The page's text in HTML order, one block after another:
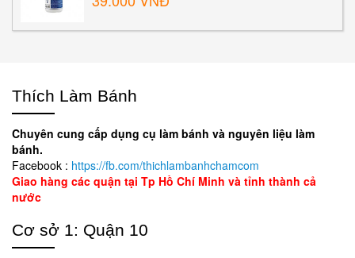
Thích Làm Bánh
Chuyên cung cấp dụng cụ làm bánh và nguyên liệu làm
bánh.
Facebook : https://fb.com/thichlambanhchamcom
Giao hàng các quận tại Tp Hồ Chí Minh và tỉnh thành cả
nước
Cơ sở 1: Quận 10